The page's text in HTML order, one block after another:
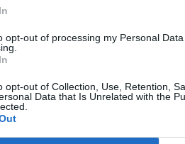
opt-out of processing my Personal
opt-out of Collection, Use, Retention,
Data that Is Unrelated with the
no formas parte de
¡Hazte Socio para acceder a este
¡Suscríbete!